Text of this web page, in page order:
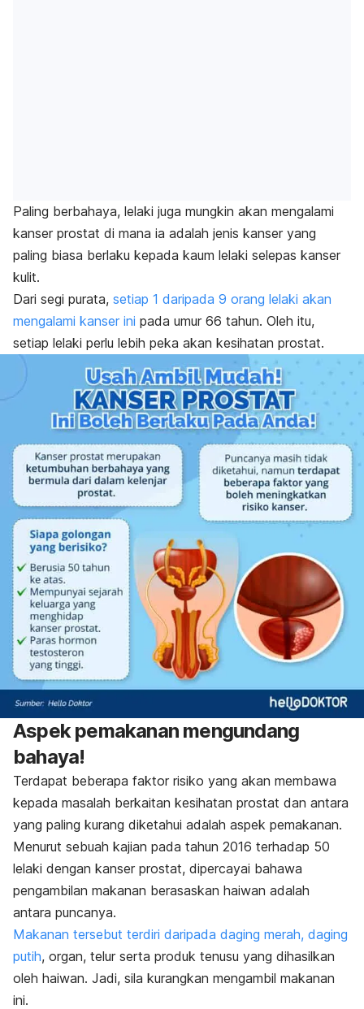
Paling berbahaya, lelaki juga mungkin akan mengalami
kanser prostat di mana ia adalah jenis kanser yang
paling biasa berlaku kepada kaum lelaki selepas kanser
kulit.
Dari segi purata, setiap 1 daripada 9 orang lelaki akan
mengalami kanser ini pada umur 66 tahun. Oleh itu,
setiap lelaki perlu lebih peka akan kesihatan prostat.
Aspek pemakanan mengundang
bahaya!
Terdapat beberapa faktor risiko yang akan membawa
kepada masalah berkaitan kesihatan prostat dan antara
yang paling kurang diketahui adalah aspek pemakanan.
Menurut sebuah kajian pada tahun 2016 terhadap 50
lelaki dengan kanser prostat, dipercayai bahawa
pengambilan makanan berasaskan haiwan adalah
antara puncanya.
Makanan tersebut terdiri daripada daging merah, daging
putih, organ, telur serta produk tenusu yang dihasilkan
oleh haiwan. Jadi, sila kurangkan mengambil makanan
ini.